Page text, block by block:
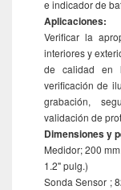
e indicador de
Aplicaciones:
Verificar la
interiores y
de calidad en
verificación de
grabación,
validación de
Dimensiones y
Medidor; 200
1.2" pulg.)
Sonda Sensor ;